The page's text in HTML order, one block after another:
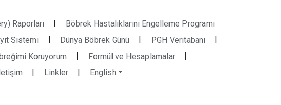
Raporları |
Böbrek Hastalıklarını Engelleme Programı
Sistemi | Dünya Böbrek Günü | PGH Veritabanı
|
Koruyorum | Formül ve Hesaplamalar
|
| Linkler | English